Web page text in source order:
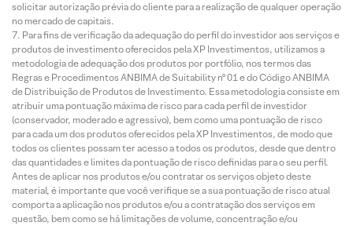
solicitar autorização prévia do cliente para a realização de qualquer operação
no mercado de capitais.
Para fins de verificação da adequação do perfil do investidor aos serviços e
produtos de investimento oferecidos pela XP Investimentos, utilizamos a
metodologia de adequação dos produtos por portfólio, nos termos das
Regras e Procedimentos ANBIMA de Suitability nº 01 e do Código ANBIMA
de Distribuição de Produtos de Investimento. Essa metodologia consiste em
atribuir uma pontuação máxima de risco para cada perfil de investidor
(conservador, moderado e agressivo), bem como uma pontuação de risco
para cada um dos produtos oferecidos pela XP Investimentos, de modo que
todos os clientes possam ter acesso a todos os produtos, desde que dentro
das quantidades e limites da pontuação de risco definidas para o seu perfil.
Antes de aplicar nos produtos e/ou contratar os serviços objeto deste
material, é importante que você verifique se a sua pontuação de risco atual
comporta a aplicação nos produtos e/ou a contratação dos serviços em
questão, bem como se há limitações de volume, concentração e/ou